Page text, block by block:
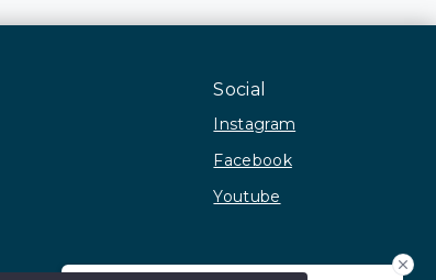
Social
Instagram
Facebook
Youtube